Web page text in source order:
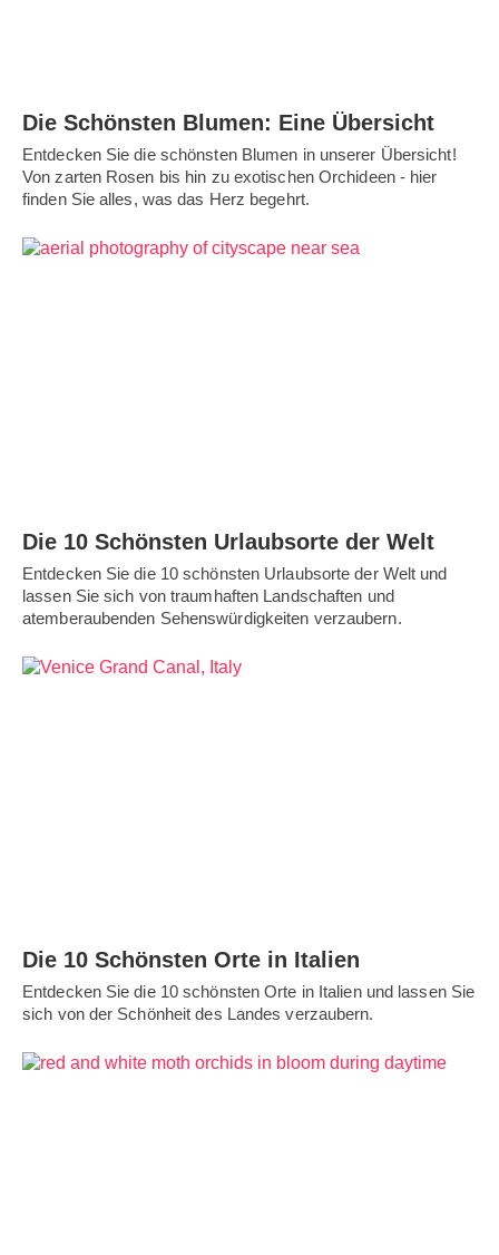
Die Schönsten Blumen: Eine Übersicht
Entdecken Sie die schönsten Blumen in unserer Übersicht!
Von zarten Rosen bis hin zu exotischen Orchideen - hier
finden Sie alles, was das Herz begehrt.
Die 10 Schönsten Urlaubsorte der Welt
Entdecken Sie die 10 schönsten Urlaubsorte der Welt und
lassen Sie sich von traumhaften Landschaften und
atemberaubenden Sehenswürdigkeiten verzaubern.
Die 10 Schönsten Orte in Italien
Entdecken Sie die 10 schönsten Orte in Italien und lassen Sie
sich von der Schönheit des Landes verzaubern.